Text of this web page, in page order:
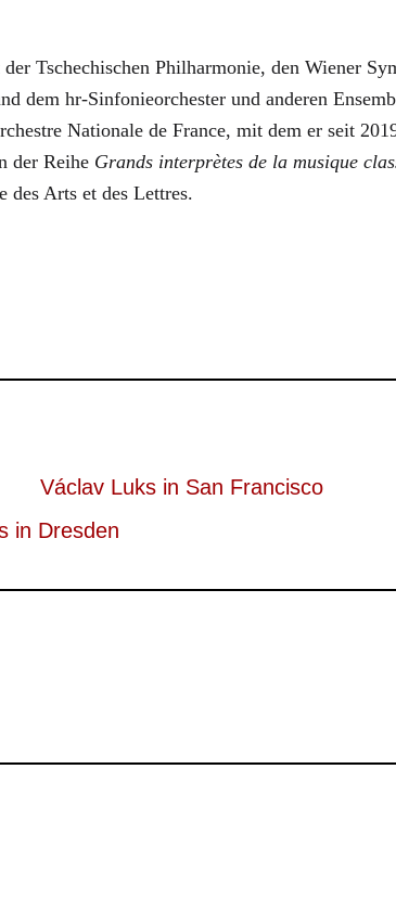
Tschechischen Philharmonie, den Wiener
dem hr-Sinfonieorchester und anderen
Nationale de France, mit dem er seit
der Reihe Grands interprètes de la musique
des Arts et des Lettres.
Václav Luks in San Francisco
in Dresden